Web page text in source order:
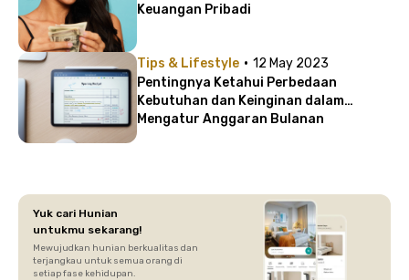
Keuangan Pribadi
Tips & Lifestyle · 12 May 2023
Pentingnya Ketahui Perbedaan
Kebutuhan dan Keinginan dalam
Mengatur Anggaran Bulanan
Yuk cari Hunian
untukmu sekarang!
Mewujudkan hunian berkualitas dan
terjangkau untuk semua orang di
setiap fase kehidupan.